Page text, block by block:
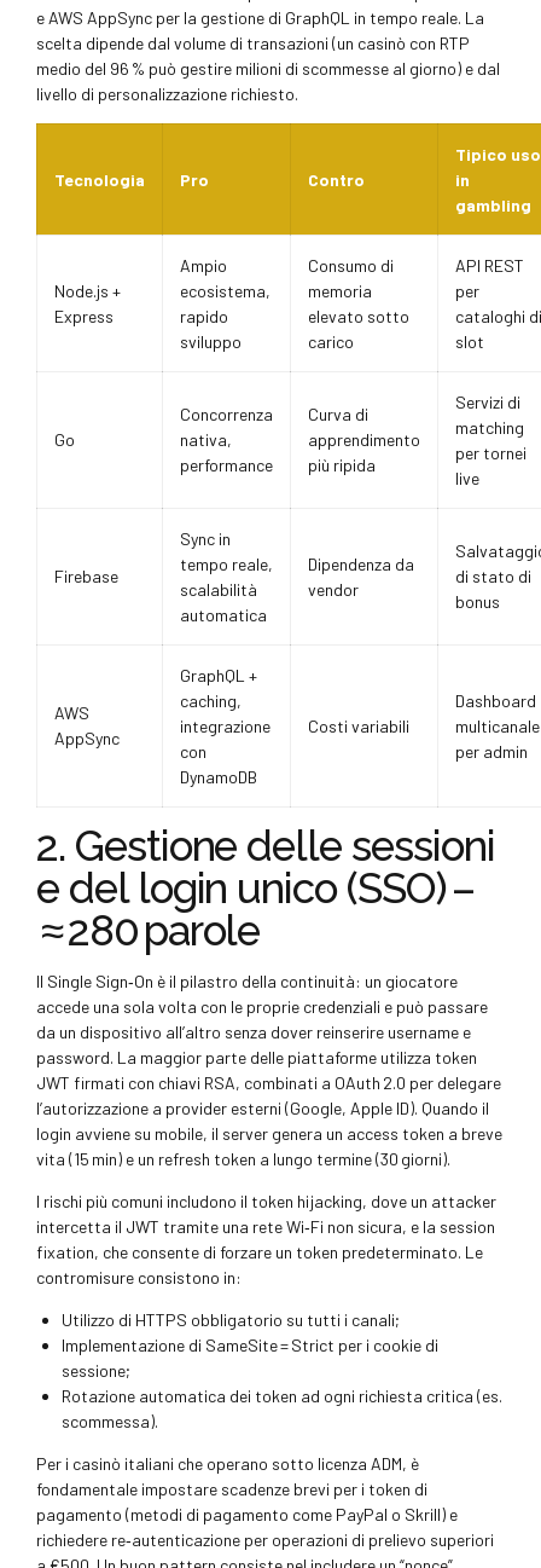
e AWS AppSync per la gestione di GraphQL in tempo reale. La
scelta dipende dal volume di transazioni (un casinò con RTP
medio del 96 % può gestire milioni di scommesse al giorno) e dal
livello di personalizzazione richiesto.
Tecnologia Pro Contro
Tipico uso
in
gambling
Node.js +
Express
Ampio
ecosistema,
rapido
sviluppo
Consumo di
memoria
elevato sotto
carico
API REST
per
cataloghi di
slot
Go
Concorrenza
nativa,
performance
Curva di
apprendimento
più ripida
Servizi di
matching
per tornei
live
Firebase
Sync in
tempo reale,
scalabilità
automatica
Dipendenza da
vendor
di stato di
bonus
AWS
AppSync
GraphQL +
caching,
integrazione
con
DynamoDB
Costi variabili
Dashboard
multicanale
per admin
2. Gestione delle sessioni
e del login unico (SSO) –
≈ 280 parole
Il Single Sign‑On è il pilastro della continuità: un giocatore
accede una sola volta con le proprie credenziali e può passare
da un dispositivo all’altro senza dover reinserire username e
password. La maggior parte delle piattaforme utilizza token
JWT firmati con chiavi RSA, combinati a OAuth 2.0 per delegare
l’autorizzazione a provider esterni (Google, Apple ID). Quando il
login avviene su mobile, il server genera un access token a breve
vita (15 min) e un refresh token a lungo termine (30 giorni).
I rischi più comuni includono il token hijacking, dove un attacker
intercetta il JWT tramite una rete Wi‑Fi non sicura, e la session
fixation, che consente di forzare un token predeterminato. Le
contromisure consistono in:
Utilizzo di HTTPS obbligatorio su tutti i canali;
Implementazione di SameSite = Strict per i cookie di
sessione;
Rotazione automatica dei token ad ogni richiesta critica (es.
scommessa).
Per i casinò italiani che operano sotto licenza ADM, è
fondamentale impostare scadenze brevi per i token di
pagamento (metodi di pagamento come PayPal o Skrill) e
richiedere re‑autenticazione per operazioni di prelievo superiori